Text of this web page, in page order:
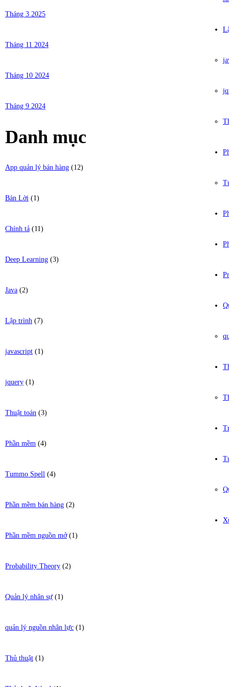
Tháng 3 2025
Tháng 11 2024
Tháng 10 2024
Tháng 9 2024
Danh mục
App quản lý bán hàng (12)
Bán Lời (1)
Chính tả (11)
Deep Learning (3)
Java (2)
Lập trình (7)
javascript (1)
jquery (1)
Thuật toán (3)
Phần mềm (4)
Tummo Spell (4)
Phần mềm bán hàng (2)
Phần mềm nguồn mở(1)
Probability Theory (2)
Quản lý nhân sự (1)
quản lý nguồn nhân lực (1)
Thủ thuật (1)